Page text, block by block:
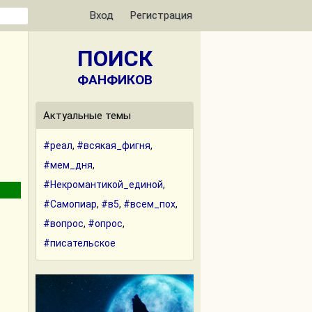
Вход Регистрация
ПОИСК
ФАНФИКОВ
Актуальные темы
#реал, #всякая_фигня,
#мем_дня,
#Некромантикой_единой,
#Самопиар, #в5, #всем_пох,
#вопрос, #опрос,
#писательское